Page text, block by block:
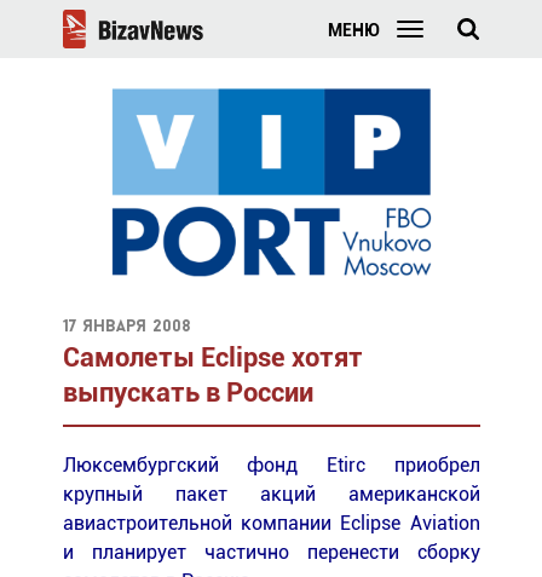
МЕНЮ
17 января 2008
Самолеты Eclipse хотят
выпускать в России
Люксембургский фонд Etirc приобрел
крупный пакет акций американской
авиастроительной компании Eclipse Aviation
и планирует частично перенести сборку